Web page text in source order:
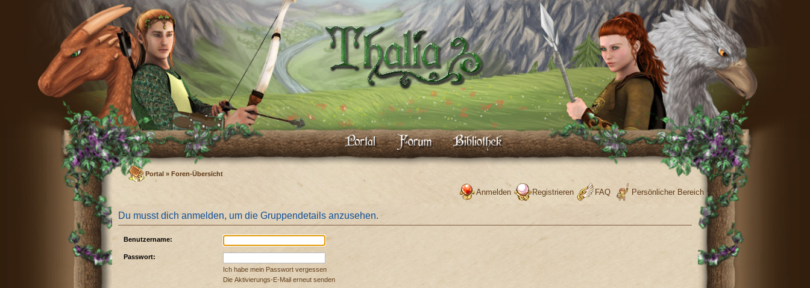
Portal » Foren-Übersicht
Persönlicher Bereich
FAQ
Registrieren
Anmelden
Du musst dich anmelden, um die Gruppendetails anzusehen.
Benutzername:
Passwort:
Ich habe mein Passwort vergessen
Die Aktivierungs-E-Mail erneut senden